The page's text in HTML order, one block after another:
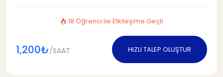
18 Öğrenci ile Etkileşime Geçti
1,200₺/SAAT HIZLI TALEP OLUŞTUR